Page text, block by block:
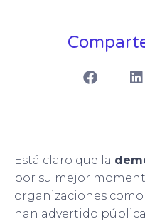
Está claro que la
por su mejor
organizaciones como
han advertido